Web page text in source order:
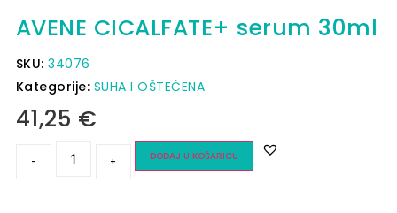
AVENE CICALFATE+ serum 30ml
SKU:34076
Kategorije: SUHA I OŠTEĆENA
41,25 €
- + DODAJ U KOŠARICU